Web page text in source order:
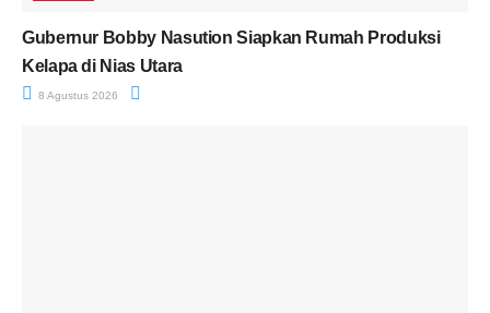
Gubernur Bobby Nasution Siapkan Rumah Produksi
Kelapa di Nias Utara
8 Agustus 2026